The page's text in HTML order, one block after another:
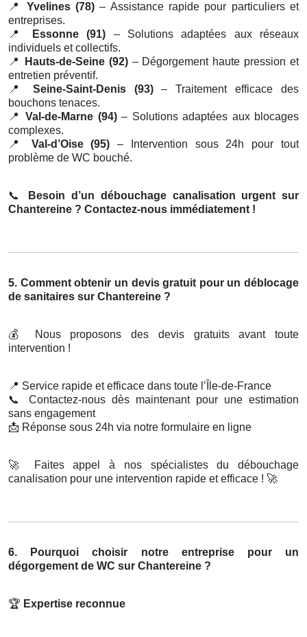
📍
Yvelines (78) – Assistance rapide pour particuliers et
entreprises.
📍
Essonne (91) – Solutions adaptées aux réseaux
individuels et collectifs.
📍
Hauts-de-Seine (92)– Dégorgement haute pression et
entretien préventif.
📍
Seine-Saint-Denis (93)– Traitement efficace des
bouchons tenaces.
📍
Val-de-Marne (94)– Solutions adaptées aux blocages
complexes.
📍
Val-d’Oise (95) – Intervention sous 24h pour tout
problème de WC bouché.
📞
Besoin d’un débouchage canalisation urgent sur
Chantereine ? Contactez-nous immédiatement !
5. Comment obtenir un devis gratuit pour un déblocage
de sanitaires sur Chantereine ?
💰
Nous proposons des devis gratuits avant toute
intervention !
📍 Service rapide et efficace dans toute l’Île-de-France
📞
Contactez-nous dès maintenant pour une estimation
sans engagement
📩 Réponse sous 24h via notre formulaire en ligne
🚀
Faites appel à nos spécialistes du débouchage
canalisation pour une intervention rapide et efficace ! 🚀
6. Pourquoi choisir notre entreprise pour un
dégorgement de WC sur Chantereine ?
🏆 Expertise reconnue